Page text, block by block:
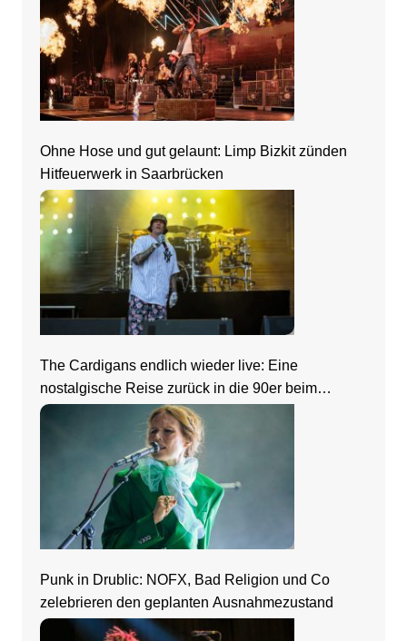
Ohne Hose und gut gelaunt: Limp Bizkit zünden
Hitfeuerwerk in Saarbrücken
The Cardigans endlich wieder live: Eine
nostalgische Reise zurück in die 90er beim
Zeltfestival Rhein-Neckar
Punk in Drublic: NOFX, Bad Religion und Co
zelebrieren den geplanten Ausnahmezustand